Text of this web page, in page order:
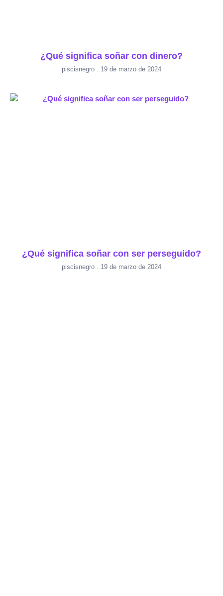
¿Qué significa soñar con dinero?
piscisnegro 19 de marzo de 2024
¿Qué significa soñar con ser perseguido?
piscisnegro 19 de marzo de 2024